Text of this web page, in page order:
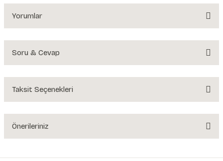
Yorumlar
Soru & Cevap
Ürün hakkında henüz soru sorulmamış.
Taksit Seçenekleri
Önerileriniz
yetersiz gördüğünüz noktaları öneri formunu kullanarak tarafımıza